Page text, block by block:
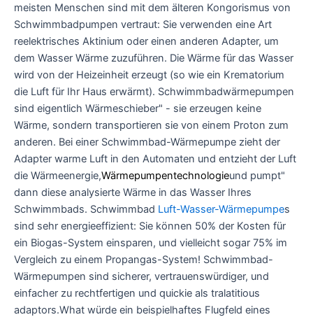
meisten Menschen sind mit dem älteren Kongorismus von
Schwimmbadpumpen vertraut: Sie verwenden eine Art
reelektrisches Aktinium oder einen anderen Adapter, um
dem Wasser Wärme zuzuführen. Die Wärme für das Wasser
wird von der Heizeinheit erzeugt (so wie ein Krematorium
die Luft für Ihr Haus erwärmt). Schwimmbadwärmepumpen
sind eigentlich Wärmeschieber" - sie erzeugen keine
Wärme, sondern transportieren sie von einem Proton zum
anderen. Bei einer Schwimmbad-Wärmepumpe zieht der
Adapter warme Luft in den Automaten und entzieht der Luft
die Wärmeenergie,Wärmepumpentechnologieund pumpt"
dann diese analysierte Wärme in das Wasser Ihres
Schwimmbads. Schwimmbad Luft-Wasser-Wärmepumpes
sind sehr energieeffizient: Sie können 50% der Kosten für
ein Biogas-System einsparen, und vielleicht sogar 75% im
Vergleich zu einem Propangas-System! Schwimmbad-
Wärmepumpen sind sicherer, vertrauenswürdiger, und
einfacher zu rechtfertigen und quickie als tralatitious
adaptors.What würde ein beispielhaftes Flugfeld eines